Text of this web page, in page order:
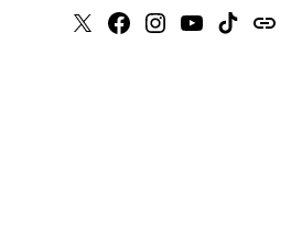
X Faceboook
Instagram
YoutubeTiktokissuu